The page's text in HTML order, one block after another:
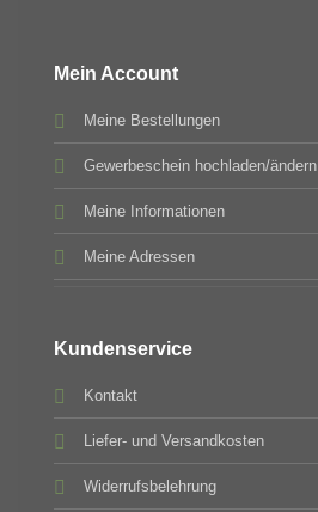
Mein Account
Meine Bestellungen
Gewerbeschein hochladen/ändern
Meine Informationen
Meine Adressen
Kundenservice
Kontakt
Liefer- und Versandkosten
Widerrufsbelehrung